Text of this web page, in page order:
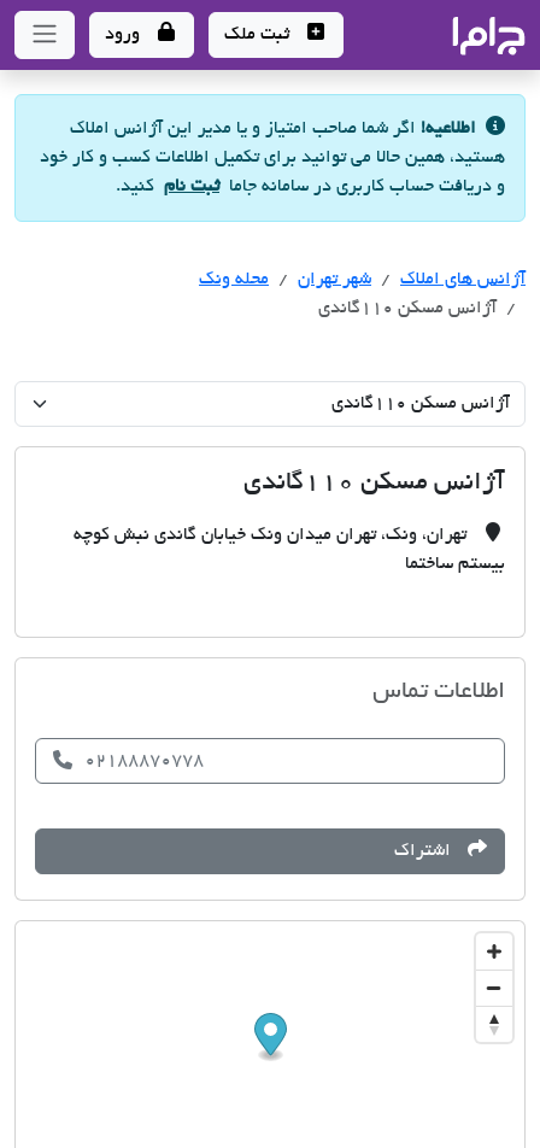
- سامانه جامع املاک و مشاورین املاک
ثبت ملک ورود
اطلاعیه! اگر شما صاحب امتیاز و یا مدیر این آژانس املاک
هستید، همین حالا می توانید برای تکمیل اطلاعات کسب و کار خود
و دریافت حساب کاربری در سامانه جاماثبت نام کنید.
آژانس های املاک آژانس های املاک
شهر تهران آژانس های املاک
محله ونک
آژانس مسکن 110گاندی
آژانس مسکن 110گاندی
تهران، ونک، تهران میدان ونک خیابان گاندی نبش کوچه
بیستم ساختما
اطلاعات تماس
02188870778
اشتراک